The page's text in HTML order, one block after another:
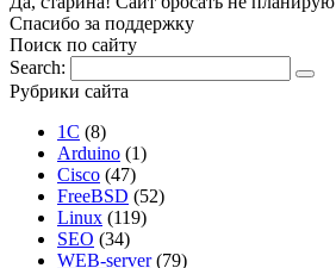
Спасибо за поддержку
Поиск по сайту
Search:
Рубрики сайта
1С (8)
Arduino (1)
Cisco (47)
FreeBSD (52)
Linux (119)
SEO (34)
WEB-server(79)